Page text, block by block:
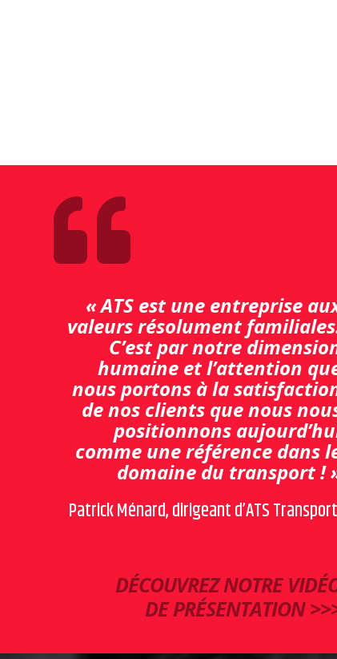

« ATS est une entreprise
valeurs résolument
C’est par notre
humaine et l’attention
nous portons à la
de nos clients que nous
positionnons
comme une référence dans
domaine du transport !
Patrick Ménard, dirigeant d’ATS
DÉCOUVREZ NOTRE
DE PRÉSENTATION